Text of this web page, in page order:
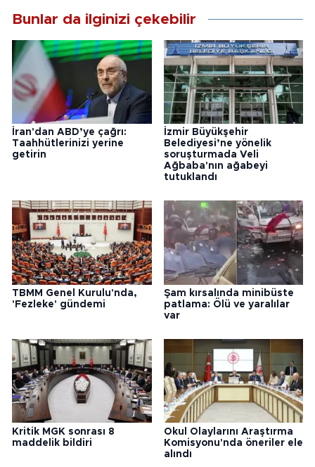
Bunlar da ilginizi çekebilir
İran'dan ABD’ye çağrı:
Taahhütlerinizi yerine
getirin
İzmir Büyükşehir
Belediyesi’ne yönelik
soruşturmada Veli
Ağbaba'nın ağabeyi
tutuklandı
TBMM Genel Kurulu'nda,
'Fezleke' gündemi
Şam kırsalında minibüste
patlama: Ölü ve yaralılar
var
Kritik MGK sonrası 8
maddelik bildiri
Okul Olaylarını Araştırma
Komisyonu'nda öneriler ele
alındı